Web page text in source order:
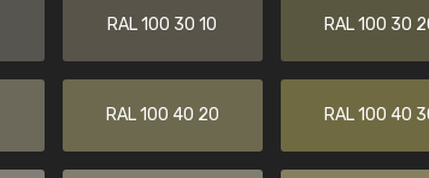
RAL 100 30 10 RAL 100 30
RAL 100 40 20 RAL 100 40